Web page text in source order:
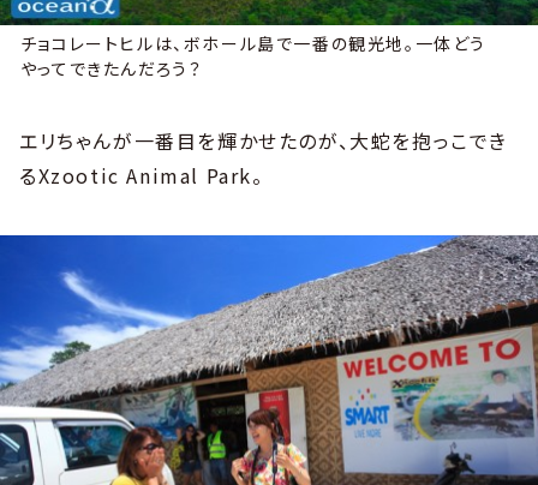
チョコレートヒルは、ボホール島で一番の観光地。一体どう
やってできたんだろう？
エリちゃんが一番目を輝かせたのが、大蛇を抱っこでき
るXzootic Animal Park。